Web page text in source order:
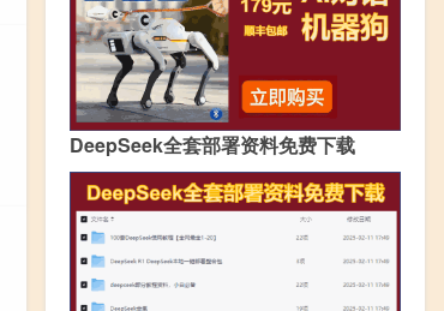
DeepSeek全套部署资料免费下载